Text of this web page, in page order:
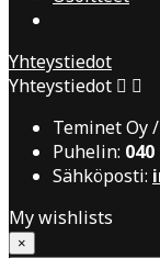
Yhteystiedot
Yhteystiedot  
Teminet Oy
Puhelin: 040
Sähköposti:
My wishlists
×